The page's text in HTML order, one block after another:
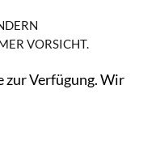
A
VORSICHT.
zur Verfügung. Wir